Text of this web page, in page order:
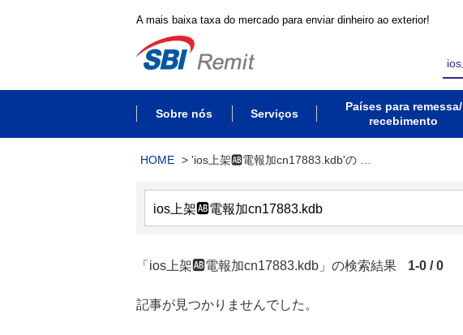
A mais baixa taxa do mercado para enviar dinheiro ao exterior!
Sobre nós Serviços
Países para remessa/
recebimento
HOME > 'ios上架🆎電報加cn17883.kdb'の …
「ios上架🆎電報加cn17883.kdb」の検索結果 1-0 / 0
記事が見つかりませんでした。